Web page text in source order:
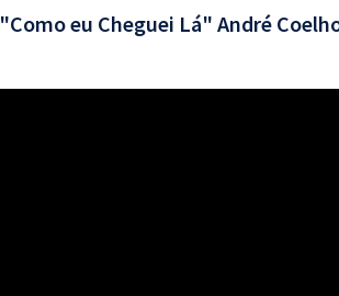
"Como eu Cheguei Lá" André